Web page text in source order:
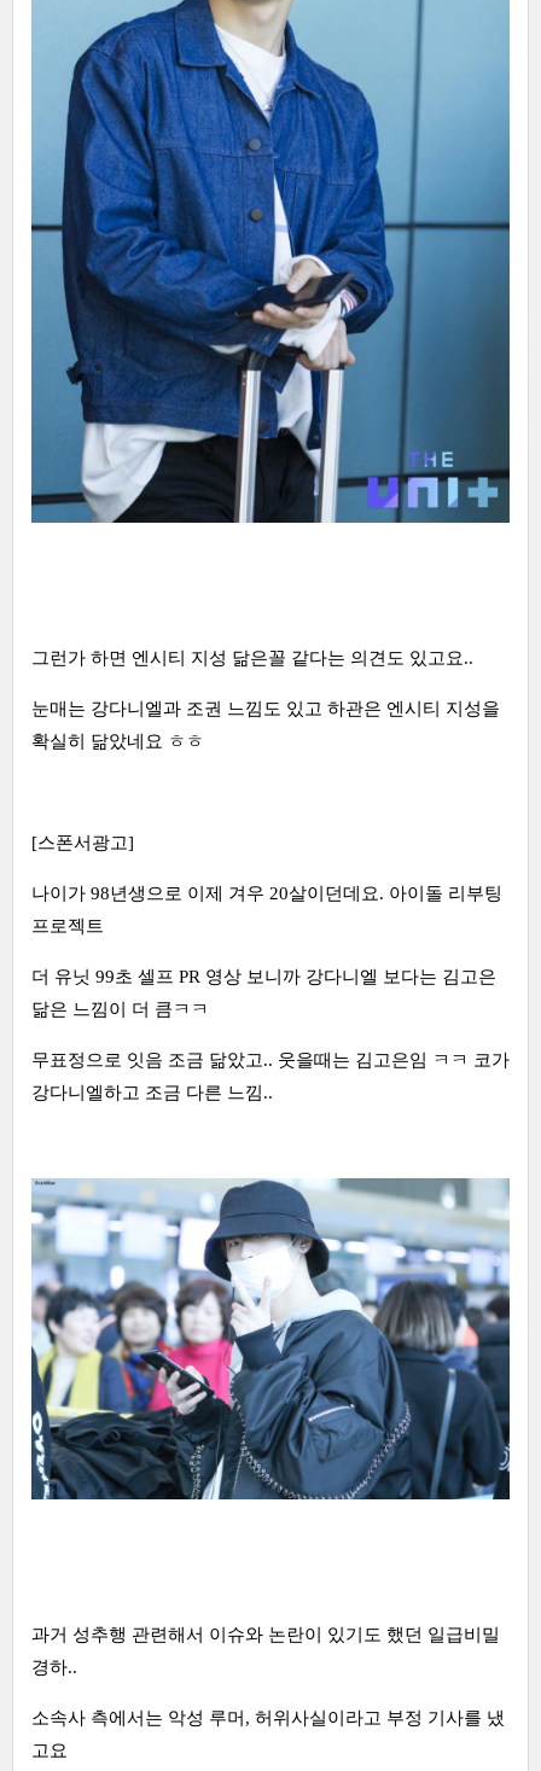
그런가 하면 엔시티 지성 닮은꼴 같다는 의견도 있고요..
눈매는 강다니엘과 조권 느낌도 있고 하관은 엔시티 지성을
확실히 닮았네요 ㅎㅎ
[스폰서광고]
나이가 98년생으로 이제 겨우 20살이던데요. 아이돌 리부팅
프로젝트
더 유닛 99초 셀프 PR 영상 보니까 강다니엘 보다는 김고은
닮은 느낌이 더 큼ㅋㅋ
무표정으로 잇음 조금 닮았고.. 웃을때는 김고은임 ㅋㅋ 코가
강다니엘하고 조금 다른 느낌..
과거 성추행 관련해서 이슈와 논란이 있기도 했던 일급비밀
경하..
소속사 측에서는 악성 루머, 허위사실이라고 부정 기사를 냈
고요